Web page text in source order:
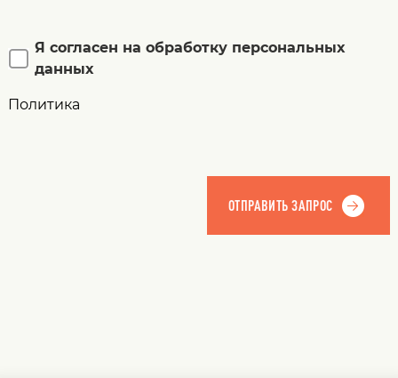
Я согласен на обработку персональных
данных
Политика